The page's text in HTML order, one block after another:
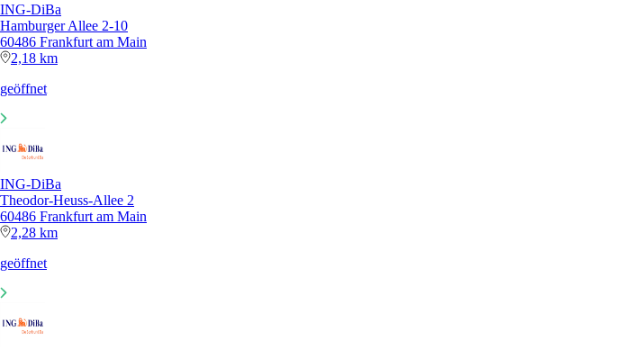
ING-DiBa
Hamburger Allee 2-10
60486 Frankfurt am Main
2,18 km
geöffnet
ING-DiBa
Theodor-Heuss-Allee 2
60486 Frankfurt am Main
2,28 km
geöffnet